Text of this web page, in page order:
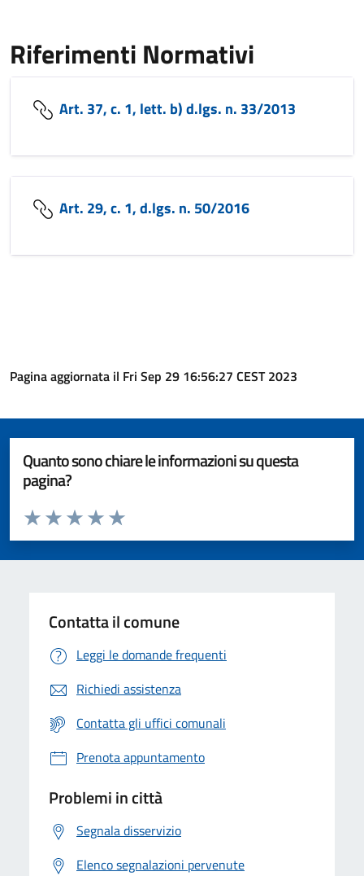
Riferimenti Normativi
Art. 37, c. 1, lett. b) d.lgs. n. 33/2013
Art. 29, c. 1, d.lgs. n. 50/2016
Pagina aggiornata il Fri Sep 29 16:56:27 CEST 2023
Quanto sono chiare le informazioni su questa
pagina?
Valuta da 1 a 5 stelle la pagina
Valuta 5 stelle su 5
Valuta 4 stelle su 5
Valuta 3 stelle su 5
Valuta 2 stelle su 5
Valuta 1 stelle su 5
Contatta il comune
Leggi le domande frequenti
Richiedi assistenza
Contatta gli uffici comunali
Prenota appuntamento
Problemi in città
Segnala disservizio
Elenco segnalazioni pervenute